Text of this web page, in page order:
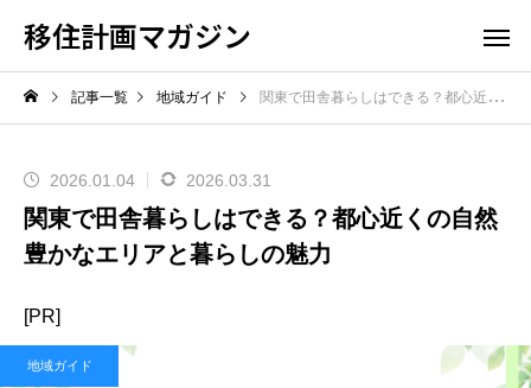
移住計画マガジン
記事一覧 地域ガイド 関東で田舎暮らしはできる？都心近くの自然豊かなエリアと暮らしの魅力
2026.01.04 2026.03.31
関東で田舎暮らしはできる？都心近くの自然
豊かなエリアと暮らしの魅力
[PR]
地域ガイド